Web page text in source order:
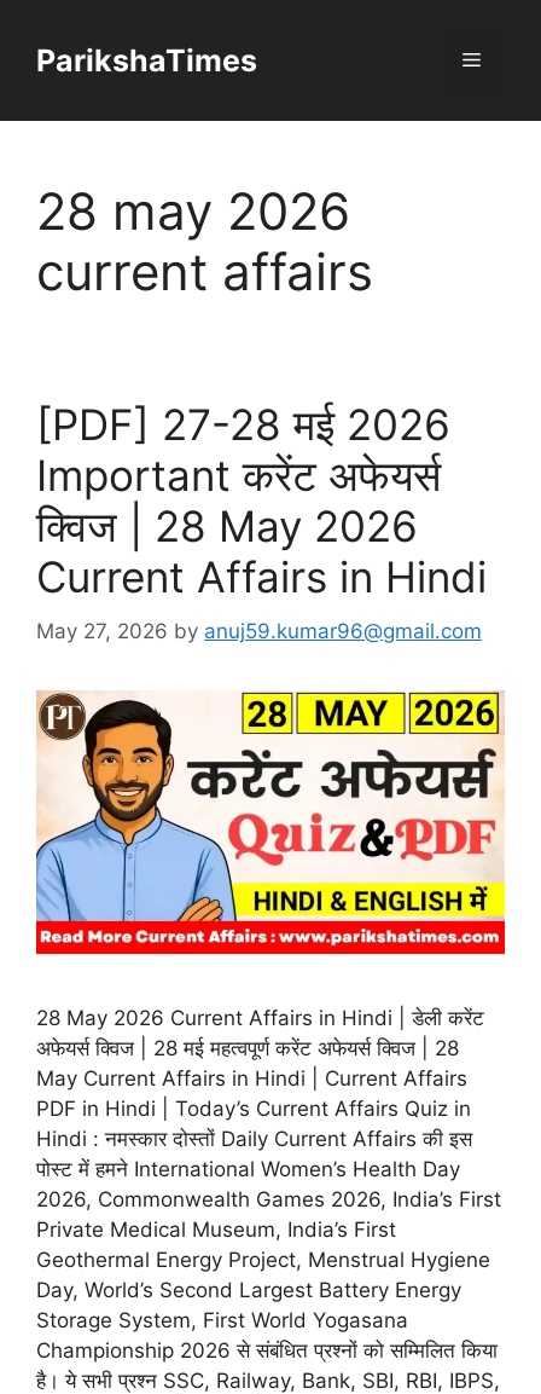
contentParikshaTimes Menu
28 may 2026
current affairs
[PDF] 27-28 मई 2026
Important करेंट अफेयर्स
क्विज | 28 May 2026
Current Affairs in Hindi
May 27, 2026 by anuj59.kumar96@gmail.com
28 May 2026 Current Affairs in Hindi | डेली करेंट
अफेयर्स क्विज | 28 मई महत्वपूर्ण करेंट अफेयर्स क्विज | 28
May Current Affairs in Hindi | Current Affairs
PDF in Hindi | Today’s Current Affairs Quiz in
Hindi : नमस्कार दोस्तों Daily Current Affairs की इस
पोस्ट में हमने International Women’s Health Day
2026, Commonwealth Games 2026, India’s First
Private Medical Museum, India’s First
Geothermal Energy Project, Menstrual Hygiene
Day, World’s Second Largest Battery Energy
Storage System, First World Yogasana
Championship 2026 से संबंधित प्रश्नों को सम्मिलित किया
है। ये सभी प्रश्न SSC, Railway, Bank, SBI, RBI, IBPS,